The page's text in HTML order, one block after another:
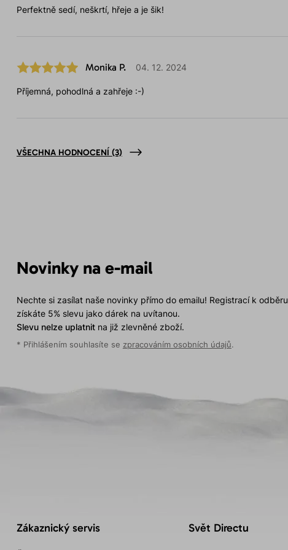
Perfektně sedí, neškrtí, hřeje a je šik!
Monika P. 04. 12. 2024
Příjemná, pohodlná a zahřeje :-)
VŠECHNA HODNOCENÍ (3)
Novinky na e-mail
Nechte si zasílat naše novinky přímo do emailu! Registrací k odběru
získáte 5% slevu jako dárek na uvítanou.
Slevu nelze uplatnitna již zlevněné zboží.
* Přihlášením souhlasíte se zpracováním osobních údajů.
Zákaznický servis Svět Directu